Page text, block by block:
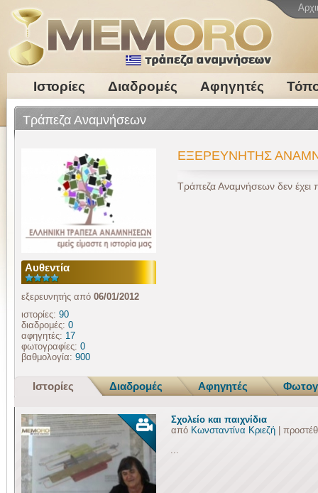
Ιστορίες Διαδρομές Αφηγητές
Τράπεζα Αναμνήσεων
Αυθεντία
εξερευνητής από 06/01/2012
ιστορίες: 90
διαδρομές: 0
αφηγητές: 17
φωτογραφίες: 0
βαθμολογία: 900
ΕΞΕΡΕΥΝΗΤΗΣ
Τράπεζα Αναμνήσεων δεν έχει
Ιστορίες Διαδρομές Αφηγητές
Σχολείο και παιχνίδια
από Κωνσταντίνα Κριεζή|
...